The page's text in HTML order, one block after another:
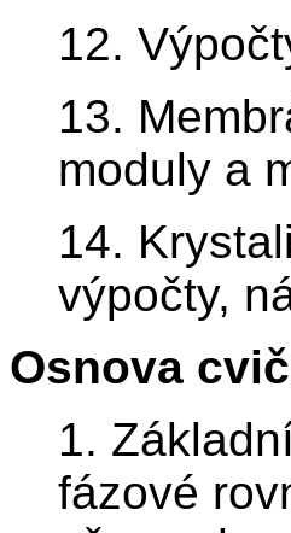
12.
13.
moduly a
14.
výpočty,
Osnova
1.
fázové